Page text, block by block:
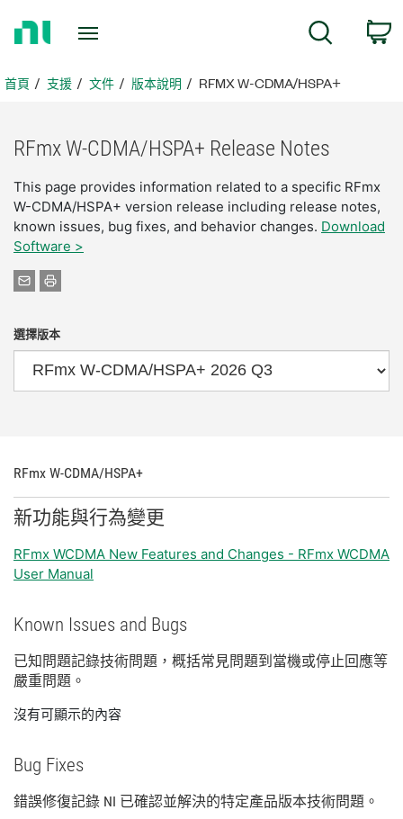
頁首頁 支援 文件 版本說明 RFMX W-CDMA/HSPA+
RFmx W-CDMA/HSPA+ Release Notes
This page provides information related to a specific RFmx
W-CDMA/HSPA+ version release including release notes,
known issues, bug fixes, and behavior changes. Download
Software >
選擇版本
RFmx W-CDMA/HSPA+
新功能與行為變更
RFmx WCDMA New Features and Changes - RFmx WCDMA
User Manual
Known Issues and Bugs
已知問題記錄技術問題， 概括常見問題到 當機或停止回應等
嚴重問題。
沒有可顯示的內容
Bug Fixes
錯誤修復記錄 NI 已確認並解決的特定產品版本技術問題。